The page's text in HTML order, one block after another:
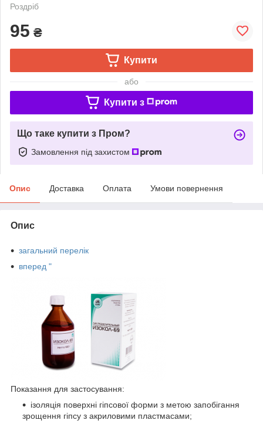
Роздріб
95 ₴
Купити
або
Купити з
Що таке купити з Пром?
Замовлення під захистом
Опис Доставка Оплата Умови повернення
Опис
загальний перелік
вперед "
Показання для застосування:
ізоляція поверхні гіпсової форми з метою запобігання
зрощення гіпсу з акриловими пластмасами;